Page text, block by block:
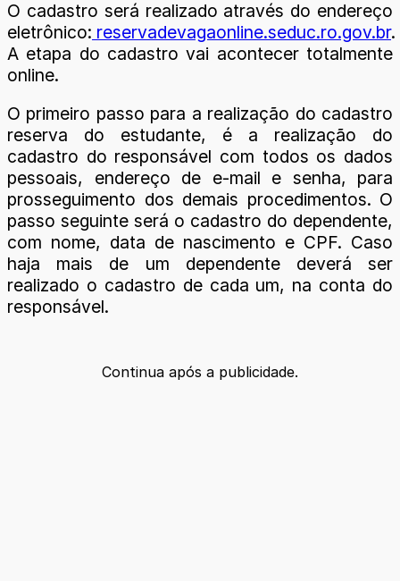
O cadastro será realizado através do endereço
eletrônico: reservadevagaonline.seduc.ro.gov.br.
A etapa do cadastro vai acontecer totalmente
online.
O primeiro passo para a realização do cadastro
reserva do estudante, é a realização do
cadastro do responsável com todos os dados
pessoais, endereço de e-mail e senha, para
prosseguimento dos demais procedimentos. O
passo seguinte será o cadastro do dependente,
com nome, data de nascimento e CPF. Caso
haja mais de um dependente deverá ser
realizado o cadastro de cada um, na conta do
responsável.
Continua após a publicidade.